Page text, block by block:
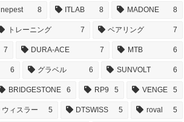
nepest 8 ITLAB 8 MADONE 8
トレーニング 7 ベアリング 7
7 DURA-ACE 7 MTB 6
6 グラベル 6 SUNVOLT 6
BRIDGESTONE 6 RP9 5 VENGE 5
ウィスラー 5 DTSWISS 5 roval 5